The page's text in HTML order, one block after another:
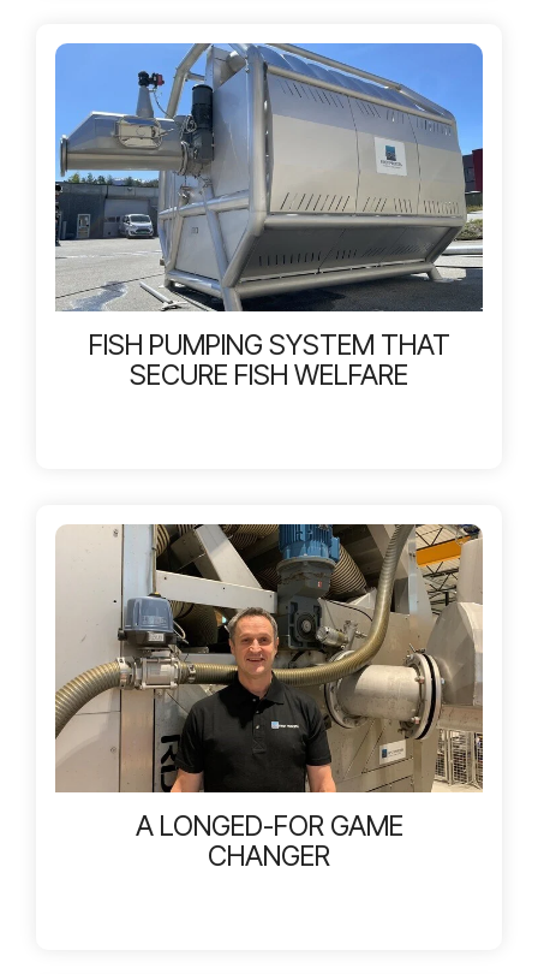
FISH PUMPING SYSTEM THAT
SECURE FISH WELFARE
A LONGED-FOR GAME
CHANGER